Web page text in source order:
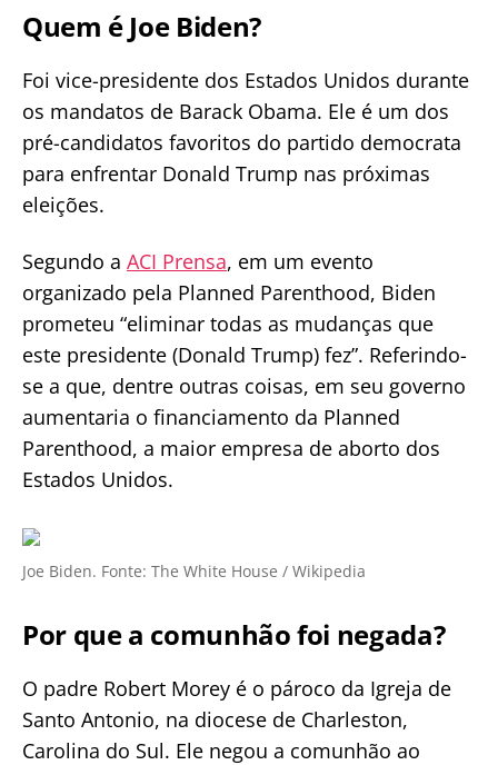
k
Quem é Joe Biden?
Foi vice-presidente dos Estados Unidos durante
os mandatos de Barack Obama. Ele é um dos
pré-candidatos favoritos do partido democrata
para enfrentar Donald Trump nas próximas
eleições.
Segundo a ACI Prensa, em um evento
organizado pela Planned Parenthood, Biden
prometeu “eliminar todas as mudanças que
este presidente (Donald Trump) fez”. Referindo-
se a que, dentre outras coisas, em seu governo
aumentaria o financiamento da Planned
Parenthood, a maior empresa de aborto dos
Estados Unidos.
Joe Biden. Fonte: The White House / Wikipedia
Por que a comunhão foi negada?
O padre Robert Morey é o pároco da Igreja de
Santo Antonio, na diocese de Charleston,
Carolina do Sul. Ele negou a comunhão ao